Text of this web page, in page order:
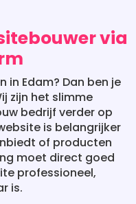
via
in Edam? Dan ben je
zijn het slimme
bedrijf verder op
is belangrijker
of producten
moet direct goed
professioneel,
is.